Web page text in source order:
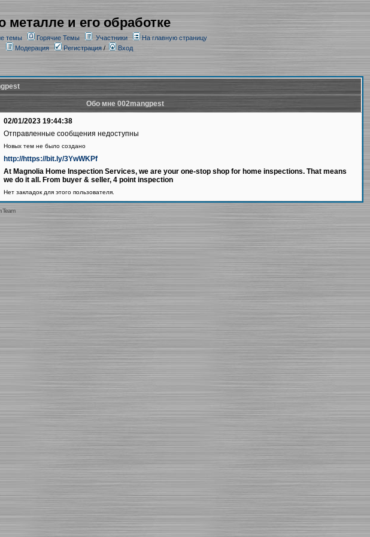
металле и его обработке
темы Горячие Темы Участники
На главную страницу
Модерация
Регистрация/ Вход
Обо мне 002mangpest
02/01/2023 19:44:38
Отправленные сообщения недоступны
Новых тем не было создано
http://https://bit.ly/3YwWKPf
At Magnolia Home Inspection Services, we are your one-stop shop for home inspections. That means
we do it all. From buyer & seller, 4 point inspection
Нет закладок для этого пользователя.
Team